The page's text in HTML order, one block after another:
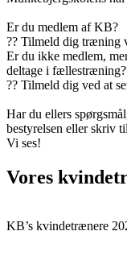
Er du medlem af KB?
?? Tilmeld dig træning
Er du ikke medlem,
deltage i fællestræning?
?? Tilmeld dig ved at
Har du ellers
bestyrelsen eller skriv
Vi ses!
Vores
KB’s kvindetrænere